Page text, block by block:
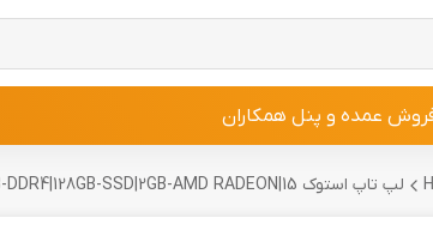
عمده و پنل همکاران
لپ تاپ استوک HP LAPTOP 15 S |R3-3300U|8GB-DDR4|128GB-SSD|2GB-AMD RADEON|15